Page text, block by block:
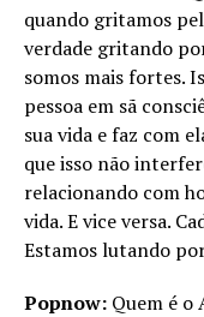
quando gritamos
verdade gritando
somos mais fortes.
pessoa em sã
sua vida e faz com
que isso não
relacionando com
vida. E vice versa.
Estamos lutando
Popnow: Quem é o